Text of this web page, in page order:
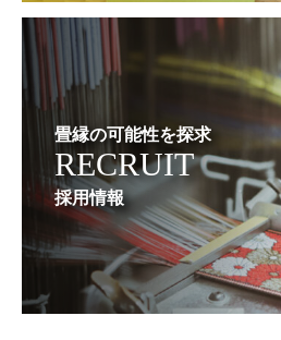
畳縁の可能性を探求
RECRUIT
採用情報